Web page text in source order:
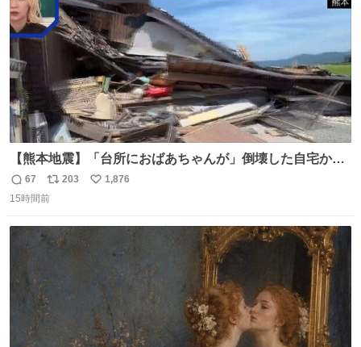
【熊本地震】「台所におばあちゃんが」倒壊した自宅から
孫が救出 地震発生時、台所で夕食の準備をしていた祖母の
「助けて」という声。祖母を背負い、助け出した孫が「命
返
信
67
リ
ポ
ト
203
い
1,876
15時間前